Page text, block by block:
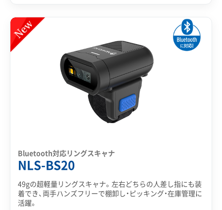
NLS-BS20
Bluetooth対応リングスキャナ
49gの超軽量リングスキャナ。左右どちらの人差し指にも装
着でき、両手ハンズフリーで棚卸し・ピッキング・在庫管理に
活躍。